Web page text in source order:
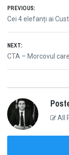
Post
PREVIOUS:
Previous
Cei 4 elefanți ai
NEXT:
Next
CTA – Morcovul
All